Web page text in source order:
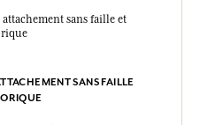
SANS FAILLE